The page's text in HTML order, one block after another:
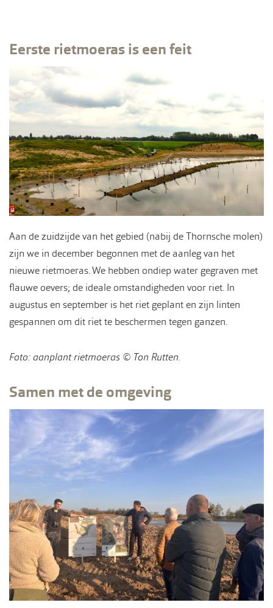
Eerste rietmoeras is een feit
Aan de zuidzijde van het gebied (nabij de Thornsche molen)
zijn we in december begonnen met de aanleg van het
nieuwe rietmoeras. We hebben ondiep water gegraven met
flauwe oevers; de ideale omstandigheden voor riet. In
augustus en september is het riet geplant en zijn linten
gespannen om dit riet te beschermen tegen ganzen.
Foto: aanplant rietmoeras © Ton Rutten.
Samen met de omgeving